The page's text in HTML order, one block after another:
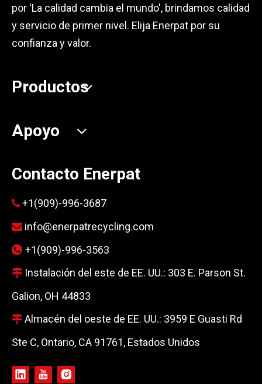
por 'La calidad cambia el mundo', brindamos calidad
y servicio de primer nivel. Elija Enerpat por su
confianza y valor.
Productos
Apoyo
Contacto Enerpat
 +1(909)-996-3687
 info@enerpatrecycling.com
 +1(909)-996-3563
 Instalación del este de EE. UU.: 303 E. Parson St.
Galion, OH 44833
 Almacén del oeste de EE. UU.: 3959 E Guasti Rd
Ste C, Ontario, CA 91761, Estados Unidos